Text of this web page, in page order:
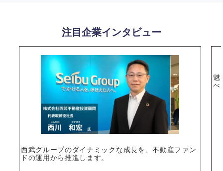
注目企業インタビュー
西武グループのダイナミックな成長を、不動産ファン
ドの運用から推進します。
魅
べ